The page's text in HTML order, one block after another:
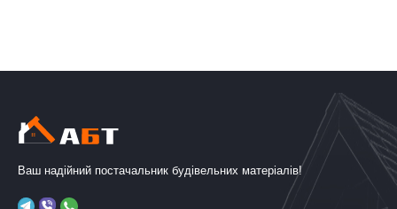
Ваш надійний постачальник будівельних матеріалів!